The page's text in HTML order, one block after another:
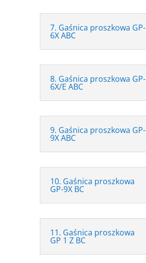
7. Gaśnica proszkowa GP-
6X ABC
8. Gaśnica proszkowa GP-
6X/E ABC
9. Gaśnica proszkowa GP-
9X ABC
10. Gaśnica proszkowa
GP-9X BC
11. Gaśnica proszkowa
GP 1 Z BC